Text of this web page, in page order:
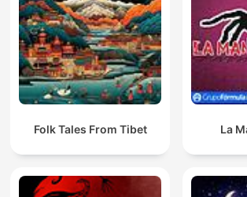
Folk Tales From Tibet La